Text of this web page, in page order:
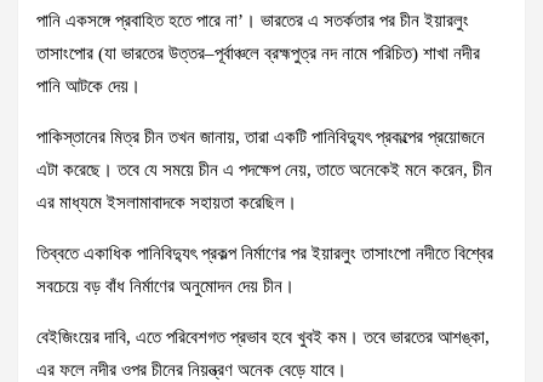
পানি একসঙ্গে প্রবাহিত হতে পারে না’। ভারতের এ সতর্কতার পর চীন ইয়ারলুং
তাসাংপোর (যা ভারতের উত্তর–পূর্বাঞ্চলে ব্রহ্মপুত্র নদ নামে পরিচিত) শাখা নদীর
পানি আটকে দেয়।
পাকিস্তানের মিত্র চীন তখন জানায়, তারা একটি পানিবিদ্যুৎ প্রকল্পের প্রয়োজনে
এটা করেছে। তবে যে সময়ে চীন এ পদক্ষেপ নেয়, তাতে অনেকেই মনে করেন, চীন
এর মাধ্যমে ইসলামাবাদকে সহায়তা করেছিল।
তিব্বতে একাধিক পানিবিদ্যুৎ প্রকল্প নির্মাণের পর ইয়ারলুং তাসাংপো নদীতে বিশ্বের
সবচেয়ে বড় বাঁধ নির্মাণের অনুমোদন দেয় চীন।
বেইজিংয়ের দাবি, এতে পরিবেশগত প্রভাব হবে খুবই কম। তবে ভারতের আশঙ্কা,
এর ফলে নদীর ওপর চীনের নিয়ন্ত্রণ অনেক বেড়ে যাবে।